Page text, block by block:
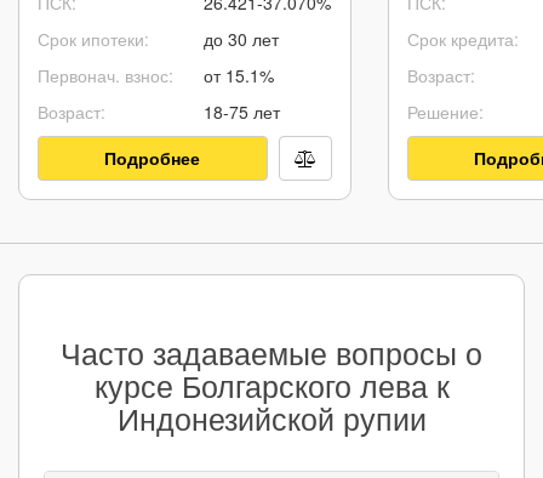
Срок ипотеки:
Первонач. взнос:
Возраст:
до 30 лет
от 15.1%
18-75 лет
Подробнее
Срок кредита:
Возраст:
Решение:
Часто задаваемые вопросы о
курсе Болгарского лева к
Индонезийской рупии